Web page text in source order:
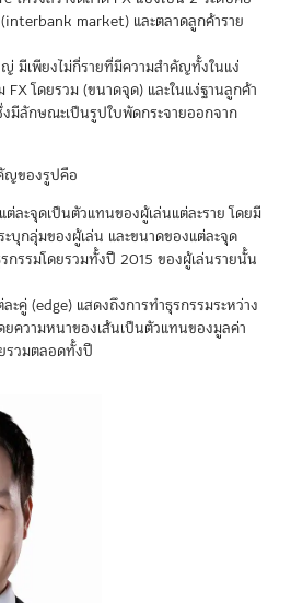
market) และตลาดลูกค้าราย
มีเพียงไม่กี่รายที่มีความสำคัญทั้งในแง่
โดยรวม (ขนาดจุด) และในแง่ฐานลูกค้า
มีลักษณะเป็นรูปใบพัดกระจายออกจาก
ญของรูปคือ
ละจุดเป็นตัวแทนของผู้เล่นแต่ละราย โดยมี
บุกลุ่มของผู้เล่น และขนาดของแต่ละจุด
กรรมโดยรวมทั้งปี 2015 ของผู้เล่นรายนั้น
ะคู่ (edge) แสดงถึงการทำธุรกรรมระหว่าง
ยความหนาของเส้นเป็นตัวแทนของมูลค่า
รวมตลอดทั้งปี